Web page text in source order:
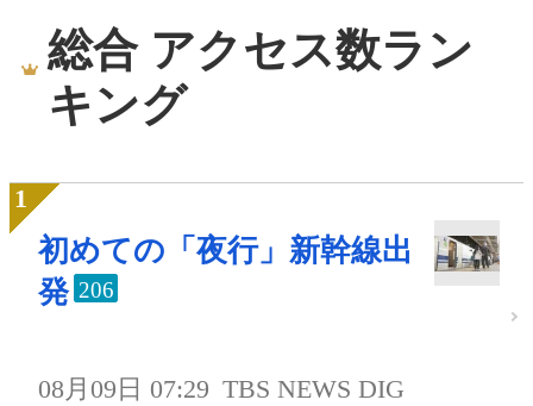
総合 アクセス数ラン
キング
初めての「夜行」新幹線出
発 206
08月09日 07:29 TBS NEWS DIG